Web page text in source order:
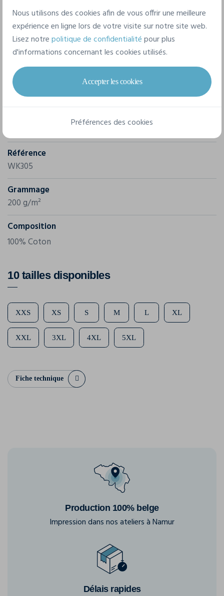
Caractéristiques
Référence
WK305
Grammage
200 g/m²
Composition
100% Coton
10 tailles disponibles
XXS XS S M L XL
XXL 3XL 4XL 5XL
Fiche technique
Production 100% belge
Impression dans nos ateliers à Namur
Délais rapides
Nous utilisons des cookies afin de vous offrir une meilleure
expérience en ligne lors de votre visite sur notre site web.
Lisez notrepolitique de confidentialitépour plus
d'informations concernant les cookies utilisés.
Accepter les cookies
Préférences des cookies